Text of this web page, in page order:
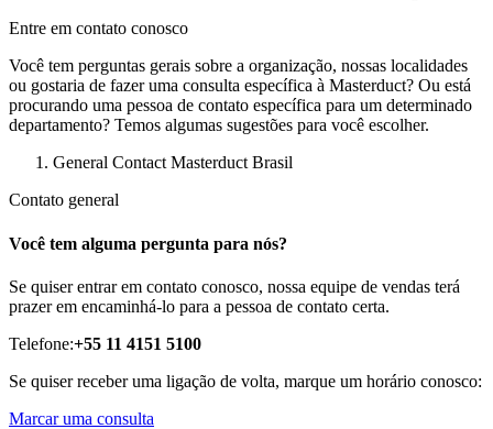
Entre em contato conosco
Você tem perguntas gerais sobre a organização, nossas localidades
ou gostaria de fazer uma consulta específica à Masterduct? Ou está
procurando uma pessoa de contato específica para um determinado
departamento? Temos algumas sugestões para você escolher.
General Contact Masterduct Brasil
Contato general
Você tem alguma pergunta para nós?
Se quiser entrar em contato conosco, nossa equipe de vendas terá
prazer em encaminhá-lo para a pessoa de contato certa.
Telefone:+55 11 4151 5100
Se quiser receber uma ligação de volta, marque um horário conosco:
Marcar uma consulta